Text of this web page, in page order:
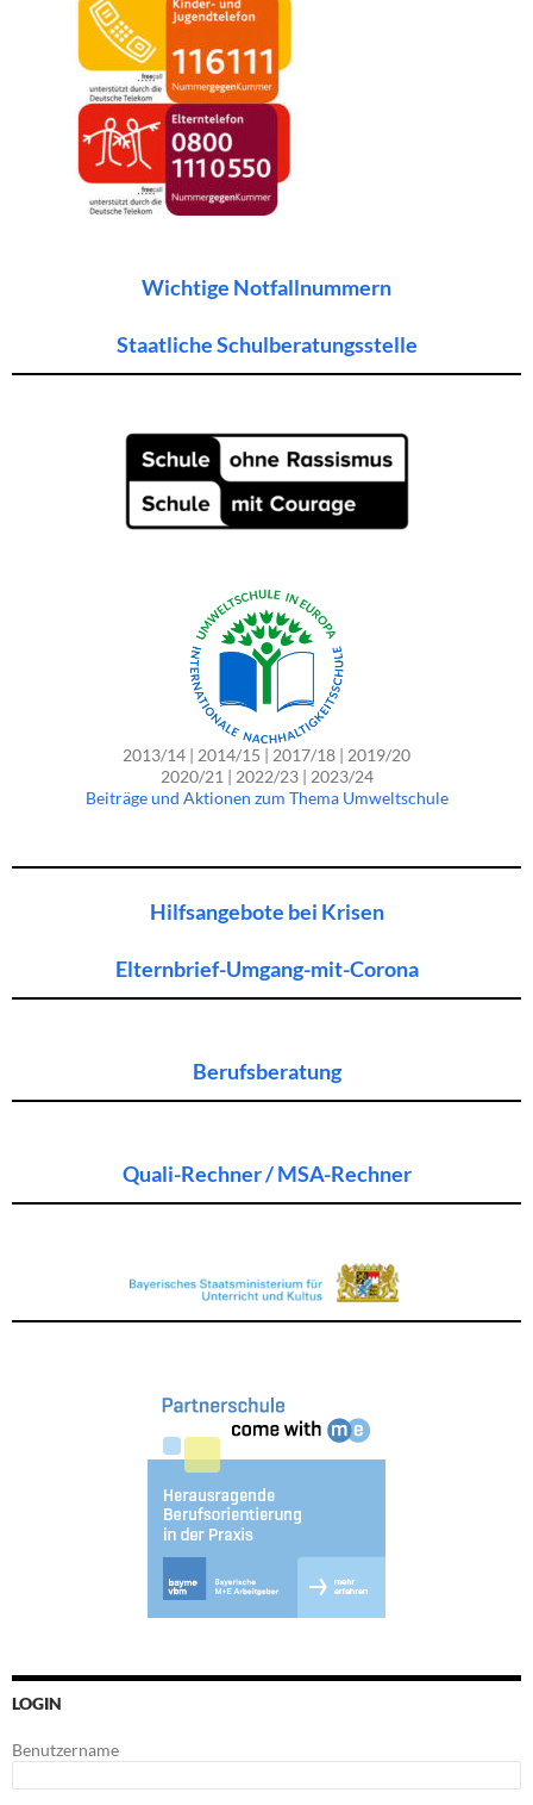
Wichtige Notfallnummern
Staatliche Schulberatungsstelle
2013/14 | 2014/15 | 2017/18 | 2019/20
2020/21 | 2022/23 | 2023/24
Beiträge und Aktionen zum Thema Umweltschule
Hilfsangebote bei Krisen
Elternbrief-Umgang-mit-Corona
Berufsberatung
Quali-Rechner / MSA-Rechner
LOGIN
Benutzername